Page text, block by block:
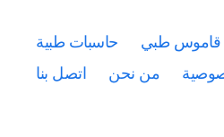
قاموس طبي
حاسبات طبية
من نحن اتصل بنا